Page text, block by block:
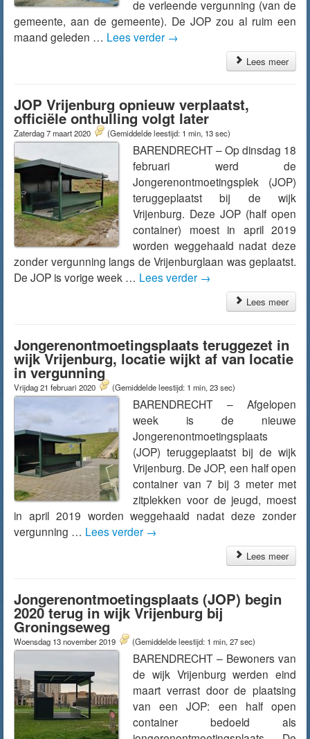
de verleende vergunning (van de
gemeente, aan de gemeente). De JOP zou al ruim een
maand geleden … Lees verder →
Lees meer
JOP Vrijenburg opnieuw verplaatst,
officiële onthulling volgt later
Zaterdag 7 maart 2020 (Gemiddelde leestijd: 1 min, 13 sec)
BARENDRECHT – Op dinsdag 18
februari werd de
Jongerenontmoetingsplek (JOP)
teruggeplaatst bij de wijk
Vrijenburg. Deze JOP (half open
container) moest in april 2019
worden weggehaald nadat deze
zonder vergunning langs de Vrijenburglaan was geplaatst.
De JOP is vorige week … Lees verder →
Lees meer
Jongerenontmoetingsplaats teruggezet in
wijk Vrijenburg, locatie wijkt af van locatie
in vergunning
Vrijdag 21 februari 2020 (Gemiddelde leestijd: 1 min, 23 sec)
BARENDRECHT – Afgelopen
week is de nieuwe
Jongerenontmoetingsplaats
(JOP) teruggeplaatst bij de wijk
Vrijenburg. De JOP, een half open
container van 7 bij 3 meter met
zitplekken voor de jeugd, moest
in april 2019 worden weggehaald nadat deze zonder
vergunning … Lees verder →
Lees meer
Jongerenontmoetingsplaats (JOP) begin
2020 terug in wijk Vrijenburg bij
Groningseweg
Woensdag 13 november 2019 (Gemiddelde leestijd: 1 min, 27 sec)
BARENDRECHT – Bewoners van
de wijk Vrijenburg werden eind
maart verrast door de plaatsing
van een JOP: een half open
container bedoeld als